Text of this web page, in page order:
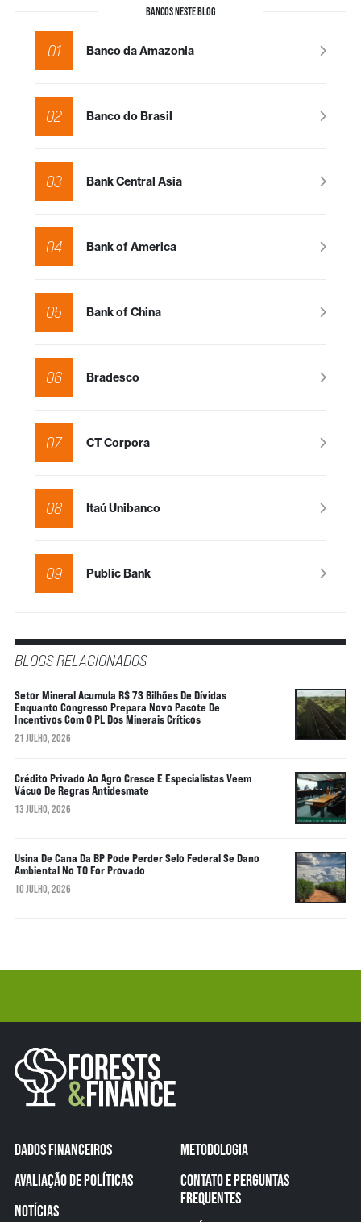
BANCOS NESTE BLOG
01 Banco da Amazonia
02 Banco do Brasil
03 Bank Central Asia
04 Bank of America
05 Bank of China
06 Bradesco
07 CT Corpora
08 Itaú Unibanco
09 Public Bank
BLOGS RELACIONADOS
Setor Mineral Acumula R$ 73 Bilhões De Dívidas
Enquanto Congresso Prepara Novo Pacote De
Incentivos Com O PL Dos Minerais Críticos
21 JULHO, 2026
Crédito Privado Ao Agro Cresce E Especialistas Veem
Vácuo De Regras Antidesmate
13 JULHO, 2026
Usina De Cana Da BP Pode Perder Selo Federal Se Dano
Ambiental No TO For Provado
10 JULHO, 2026
DADOS FINANCEIROS
AVALIAÇÃO DE POLÍTICAS
NOTÍCIAS
METODOLOGIA
CONTATO E PERGUNTAS
FREQUENTES